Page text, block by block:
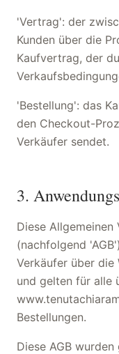
'Vertrag': der
Kunden über die
Kaufvertrag, der
'Bestellung': das
den Checkout-
Verkäufer sendet.
3.
Diese Allgemeinen
(nachfolgend
Verkäufer über die
und gelten für alle
Bestellungen.
Diese AGB